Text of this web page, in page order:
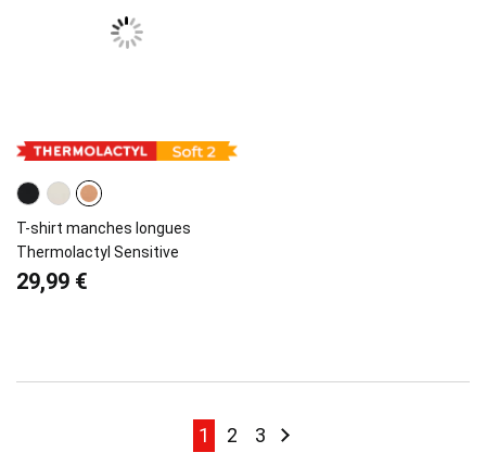
T-shirt manches longues
Thermolactyl Sensitive
29,99 €
Page
Page
1 Page
2 Page
3 Page
Suivant